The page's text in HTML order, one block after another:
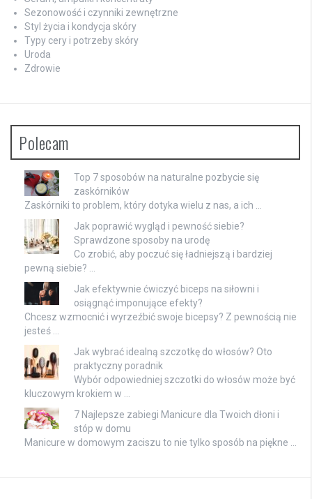
Sezonowość i czynniki zewnętrzne
Styl życia i kondycja skóry
Typy cery i potrzeby skóry
Uroda
Zdrowie
Polecam
Top 7 sposobów na naturalne pozbycie się
zaskórników
Zaskórniki to problem, który dotyka wielu z nas, a ich …
Jak poprawić wygląd i pewność siebie?
Sprawdzone sposoby na urodę
Co zrobić, aby poczuć się ładniejszą i bardziej
pewną siebie? …
Jak efektywnie ćwiczyć biceps na siłowni i
osiągnąć imponujące efekty?
Chcesz wzmocnić i wyrzeźbić swoje bicepsy? Z pewnością nie
jesteś …
Jak wybrać idealną szczotkę do włosów? Oto
praktyczny poradnik
Wybór odpowiedniej szczotki do włosów może być
kluczowym krokiem w …
7 Najlepsze zabiegi Manicure dla Twoich dłoni i
stóp w domu
Manicure w domowym zaciszu to nie tylko sposób na piękne …